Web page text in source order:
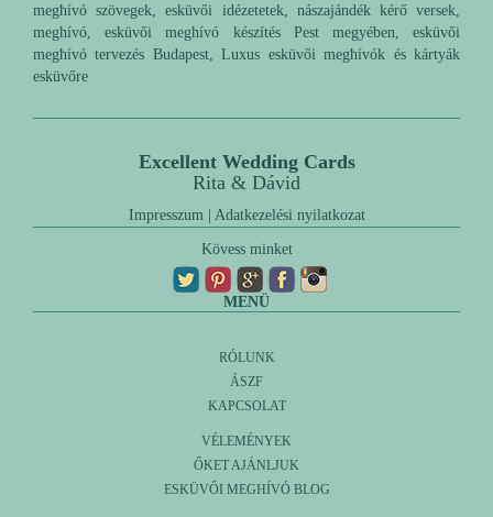
meghívó szövegek, esküvői idézetetek, nászajándék kérő versek,
meghívó, esküvői meghívó készítés Pest megyében, esküvői
meghívó tervezés Budapest, Luxus esküvői meghívók és kártyák
esküvőre
Excellent Wedding Cards
Rita & Dávid
Impresszum | Adatkezelési nyilatkozat
Kövess minket
MENÜ
RÓLUNK
ÁSZF
KAPCSOLAT
VÉLEMÉNYEK
ŐKET AJÁNLJUK
ESKÜVŐI MEGHÍVÓ BLOG